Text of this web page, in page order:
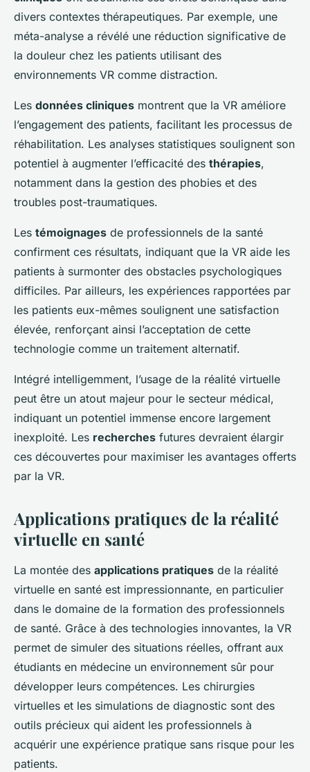
divers contextes thérapeutiques. Par exemple, une
méta-analyse a révélé une réduction significative de
la douleur chez les patients utilisant des
environnements VR comme distraction.
Les données cliniques montrent que la VR améliore
l’engagement des patients, facilitant les processus de
réhabilitation. Les analyses statistiques soulignent son
potentiel à augmenter l’efficacité des thérapies,
notamment dans la gestion des phobies et des
troubles post-traumatiques.
Les témoignages de professionnels de la santé
confirment ces résultats, indiquant que la VR aide les
patients à surmonter des obstacles psychologiques
difficiles. Par ailleurs, les expériences rapportées par
les patients eux-mêmes soulignent une satisfaction
élevée, renforçant ainsi l’acceptation de cette
technologie comme un traitement alternatif.
Intégré intelligemment, l’usage de la réalité virtuelle
peut être un atout majeur pour le secteur médical,
indiquant un potentiel immense encore largement
inexploité. Les recherches futures devraient élargir
ces découvertes pour maximiser les avantages offerts
par la VR.
Applications pratiques de la réalité
virtuelle en santé
La montée des applications pratiques de la réalité
virtuelle en santé est impressionnante, en particulier
dans le domaine de la formation des professionnels
de santé. Grâce à des technologies innovantes, la VR
permet de simuler des situations réelles, offrant aux
étudiants en médecine un environnement sûr pour
développer leurs compétences. Les chirurgies
virtuelles et les simulations de diagnostic sont des
outils précieux qui aident les professionnels à
acquérir une expérience pratique sans risque pour les
patients.